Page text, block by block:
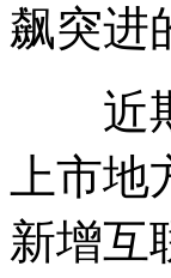
飙突进
近期
上市
新增互